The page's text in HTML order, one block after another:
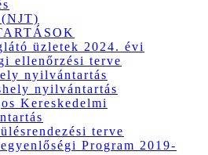
üzletek 2024. évi
ellenőrzési terve
nyilvántartás
nyilvántartás
Kereskedelmi
terve
Program 2019-